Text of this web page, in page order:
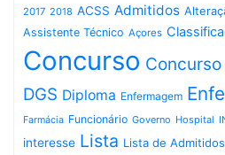
2017 2018 ACSS Admitidos
Assistente Técnico Açores
Concurso
DGS Diploma Enfermagem
Farmácia Funcionário Governo Hospital
interesse Lista Lista de